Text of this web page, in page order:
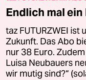
Endlich mal
taz FUTURZWEI ist
Zukunft. Das Abo
nur 38 Euro.
Luisa Neubauers
wir mutig sind?“